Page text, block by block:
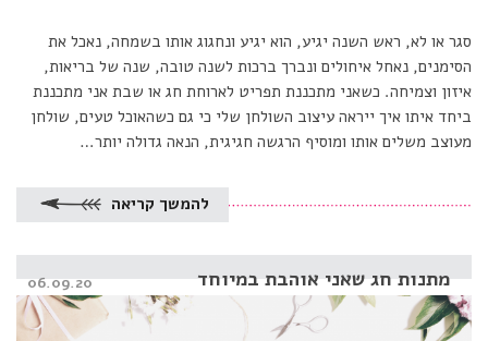
סגר או לא, ראש השנה יגיע, הוא יגיע ונחגוג אותו בשמחה, נאכל את
הסימנים, נאחל איחולים ונברך ברכות לשנה טובה, שנה של בריאות,
איזון וצמיחה. כשאני מתכננת תפריט לארוחת חג או שבת אני מתכננת
ביחד איתו איך ייראה עיצוב השולחן שלי כי גם כשהאוכל טעים, שולחן
מעוצב משלים אותו ומוסיף הרגשה חגיגית, הנאה גדולה יותר…
להמשך קריאה
מתנות חג שאני אוהבת במיוחד Posted
on
06.09.20